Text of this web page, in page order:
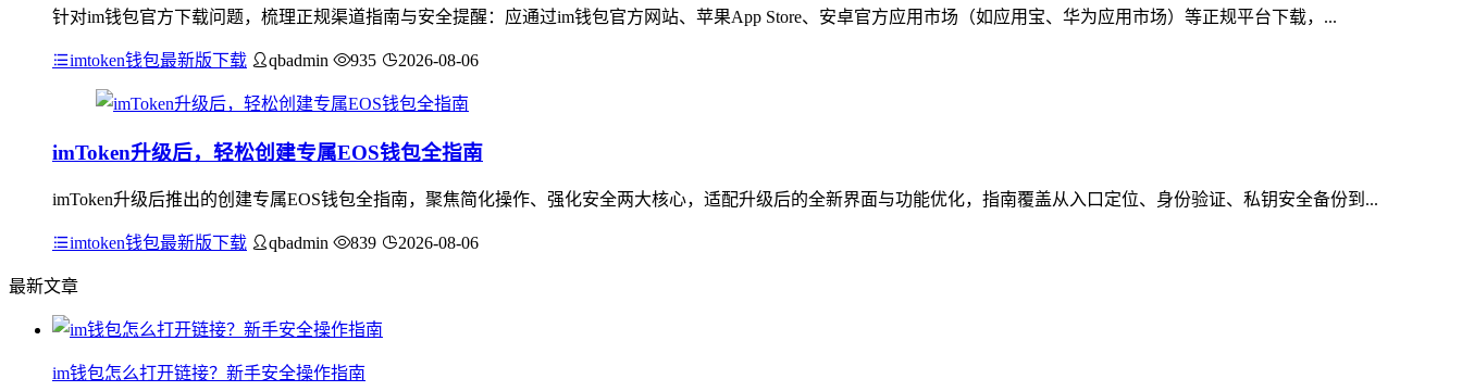
针对im钱包官方下载问题，梳理正规渠道指南与安全提醒：应通过im钱包官方网站、苹果App Store、安卓官方应用市场（如应用宝、华为应用市场）等正规平台下载，...
imtoken钱包最新版下载 qbadmin 935 2026-08-06
imToken升级后，轻松创建专属EOS钱包全指南
imToken升级后推出的创建专属EOS钱包全指南，聚焦简化操作、强化安全两大核心，适配升级后的全新界面与功能优化，指南覆盖从入口定位、身份验证、私钥安全备份到...
imtoken钱包最新版下载 qbadmin 839 2026-08-06
最新文章
im钱包怎么打开链接？新手安全操作指南